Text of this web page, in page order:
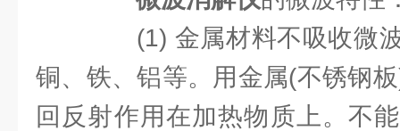
(1) 金属材料不吸收微波
铜、铁、铝等。用金属(不锈钢
回反射作用在加热物质上。不